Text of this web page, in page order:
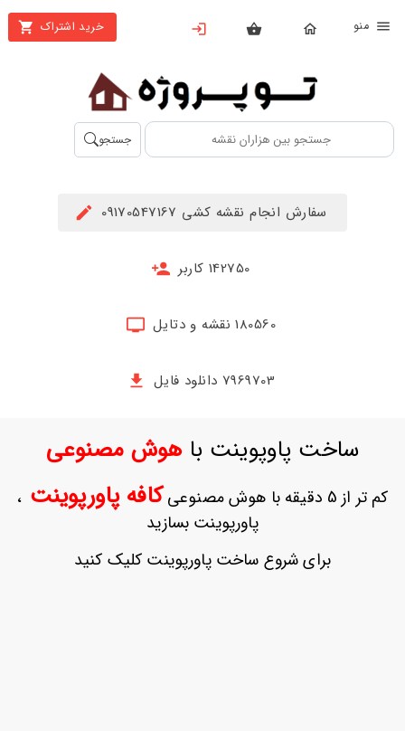
خرید اشتراک
بستن
محصولات
تهیه
اشتراک
حساب
ثبت
بازیابی
جستجو
سفارش انجام نقشه کشی 09170547167
142750 کاربر
180560 نقشه و دتایل
7969703 دانلود فایل
ساخت پاوپوینت باهوش مصنوعی
کم تر از 5 دقیقه با هوش مصنوعی کافه پاورپوینت ،
پاورپوینت بسازید
برای شروع ساخت پاورپوینت کلیک کنید